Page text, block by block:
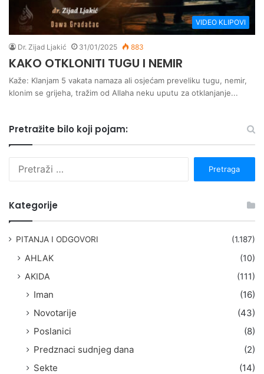
VIDEO KLIPOVI
Dr. Zijad Ljakić 31/01/2025 883
KAKO OTKLONITI TUGU I NEMIR
Kaže: Klanjam 5 vakata namaza ali osjećam preveliku tugu, nemir,
klonim se grijeha, tražim od Allaha neku uputu za otklanjanje...
Pretražite bilo koji pojam:
Kategorije
PITANJA I ODGOVORI (1.187)
AHLAK
(10)
AKIDA
(111)
Iman
(16)
Novotarije
(43)
Poslanici
(8)
Predznaci sudnjeg dana
(2)
Sekte
(14)